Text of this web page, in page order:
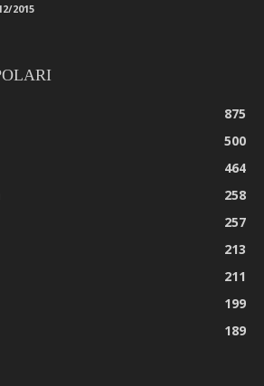
2015
875
500
464
258
257
213
211
199
189